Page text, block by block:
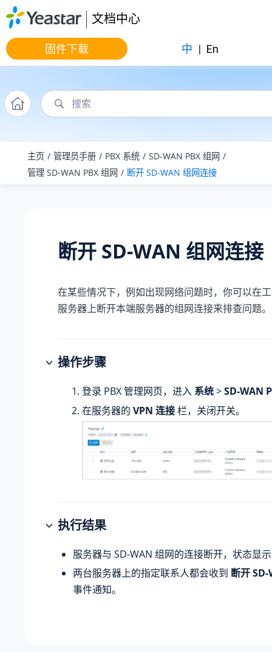
跳转到主要内容
文档中心
固件下载 中 | En
主页 管理员手册 PBX 系统
SD-WAN PBX 组网
管理 SD-WAN PBX 组网
断开 SD-WAN 组网连接
断开 SD-WAN 组网连接
在某些情况下，例如出现网络问题时，你可以在
服务器上断开本端服务器的组网连接来排查问题。
操作步骤
登录 PBX 管理网页，进入 系统>SD-WAN
在服务器的 VPN 连接栏，关闭开关。
执行结果
服务器与 SD-WAN 组网的连接断开，状态显
两台服务器上的指定联系人都会收到 断开
事件通知。